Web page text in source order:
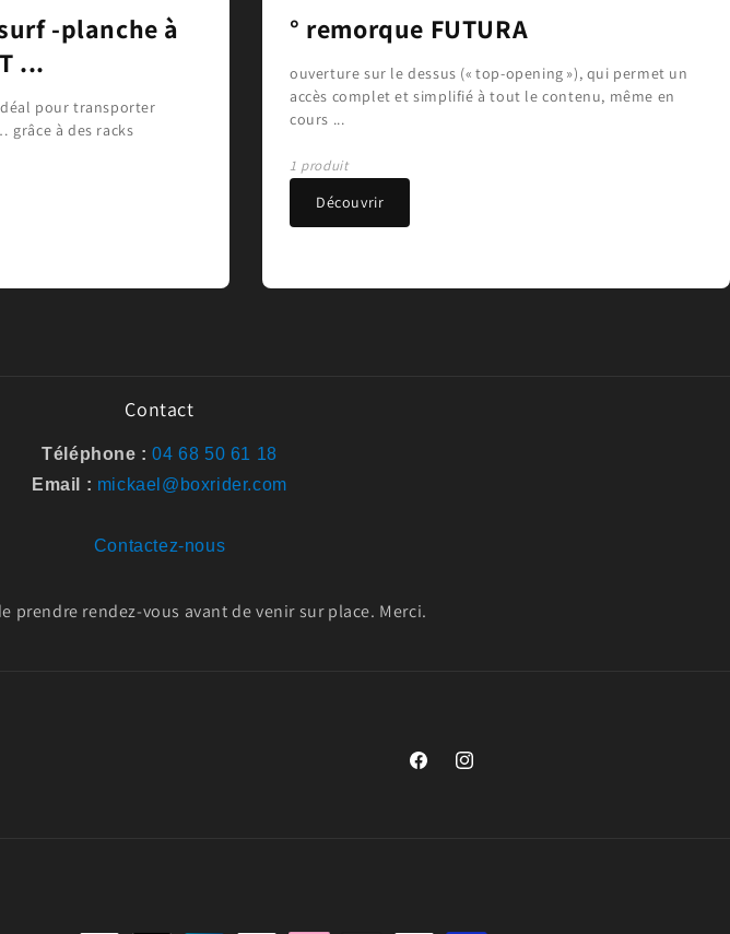
-planche à
...
pour transporter
grâce à des racks
° remorque FUTURA
ouverture sur le dessus (« top-opening »), qui permet un
accès complet et simplifié à tout le contenu, même en
cours ...
1 produit
Découvrir
Contact
Téléphone : 04 68 50 61 18
Email : mickael@boxrider.com
Contactez-nous
rendez-vous avant de venir sur place. Merci.
https://www.facebook.com/
https://www.instagram.com/